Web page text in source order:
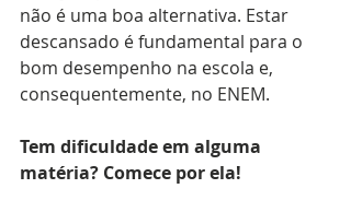
não é uma boa alternativa. Estar
descansado é fundamental para o
bom desempenho na escola e,
consequentemente, no ENEM.
Tem dificuldade em alguma
matéria? Comece por ela!